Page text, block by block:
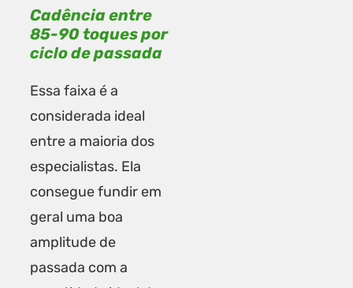
Cadência entre
85-90 toques por
ciclo de passada
Essa faixa é a
considerada ideal
entre a maioria dos
especialistas. Ela
consegue fundir em
geral uma boa
amplitude de
passada com a